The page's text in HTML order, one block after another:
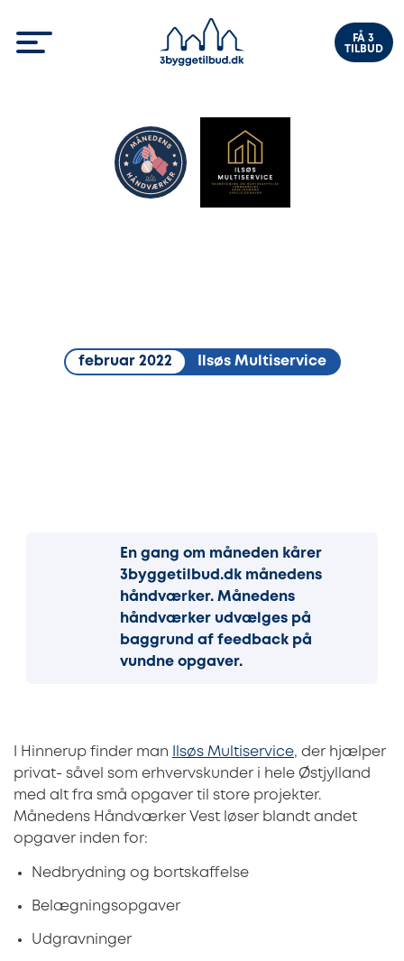
FÅ 3
TILBUD
februar 2022 Ilsøs Multiservice
En gang om måneden kårer
3byggetilbud.dk månedens
håndværker. Månedens
håndværker udvælges på
baggrund af feedback på
vundne opgaver.
I Hinnerup finder man Ilsøs Multiservice, der hjælper
privat- såvel som erhvervskunder i hele Østjylland
med alt fra små opgaver til store projekter.
Månedens Håndværker Vest løser blandt andet
opgaver inden for:
Nedbrydning og bortskaffelse
Belægningsopgaver
Udgravninger